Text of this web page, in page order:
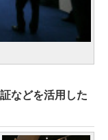
などを活用した